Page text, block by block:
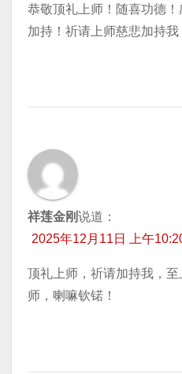
恭敬顶礼上师！随喜功德
加持！祈请上师慈悲加持我
祥莲金刚说道：
2025年12月11日 上午
顶礼上师，祈请加持我，
师，喇嘛钦锘！